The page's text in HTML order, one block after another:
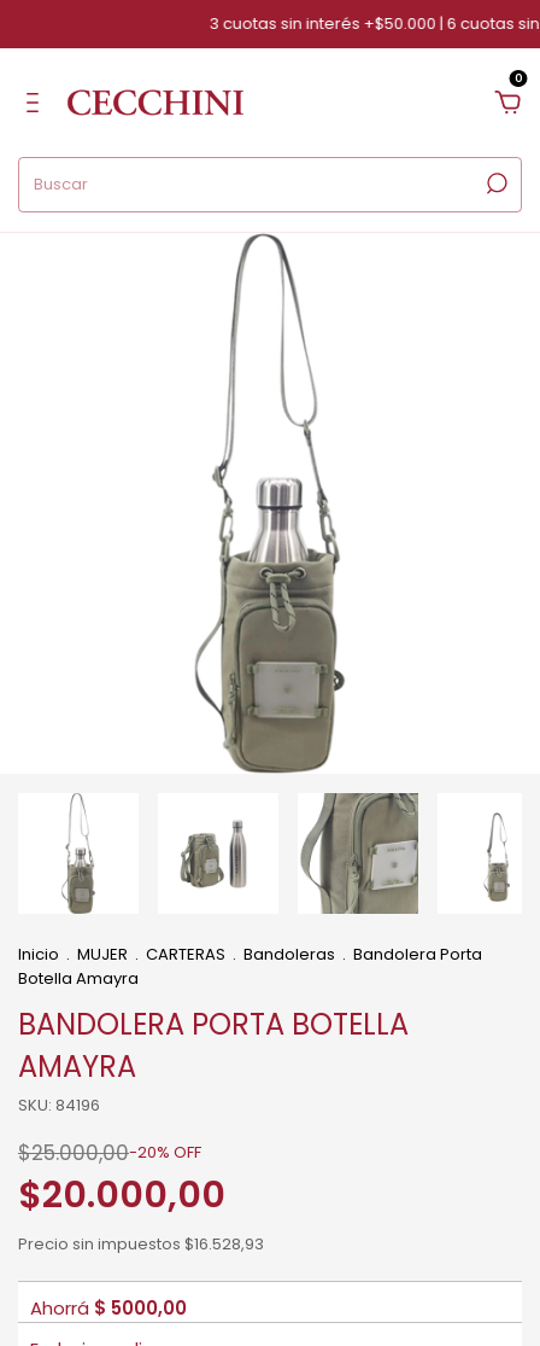
3 cuotas sin interés +$50.000 | 6 cuotas
0
Inicio . MUJER . CARTERAS . Bandoleras . Bandolera Porta
Botella Amayra
BANDOLERA PORTA BOTELLA
AMAYRA
SKU: 84196
$25.000,00-20% OFF
$20.000,00
Precio sin impuestos $16.528,93